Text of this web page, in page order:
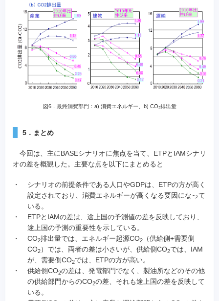
図6．最終消費部門：a) 消費エネルギー、b) CO2排出量
5．まとめ
今回は、主にBASEシナリオに焦点を当て、ETPとIAMシナリ
オの差を概観した。主要な点を以下にまとめると
・
シナリオの前提条件である人口やGDPは、ETPの方が高く
設定されており、消費エネルギーが高くなる要因になって
いる。
・
ETPとIAMの差は、途上国の予測値の差を反映しており、
途上国の予測の重要性を示している。
・
CO2排出量では、エネルギー起源CO2（供給側+需要側
CO2）では、両者の差は小さいが、供給側CO2では、IAM
が、需要側CO2では、ETPの方が高い。
・
供給側CO2の差は、発電部門でなく、製油所などのその他
の供給部門からのCO2の差、それも途上国の差を反映して
いる。